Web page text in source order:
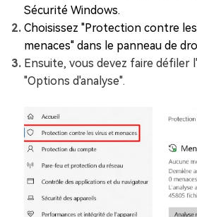
Sécurité Windows.
Choisissez "Protection contre
menaces" dans le panneau de
Ensuite, vous devez faire défiler
"Options d'analyse".